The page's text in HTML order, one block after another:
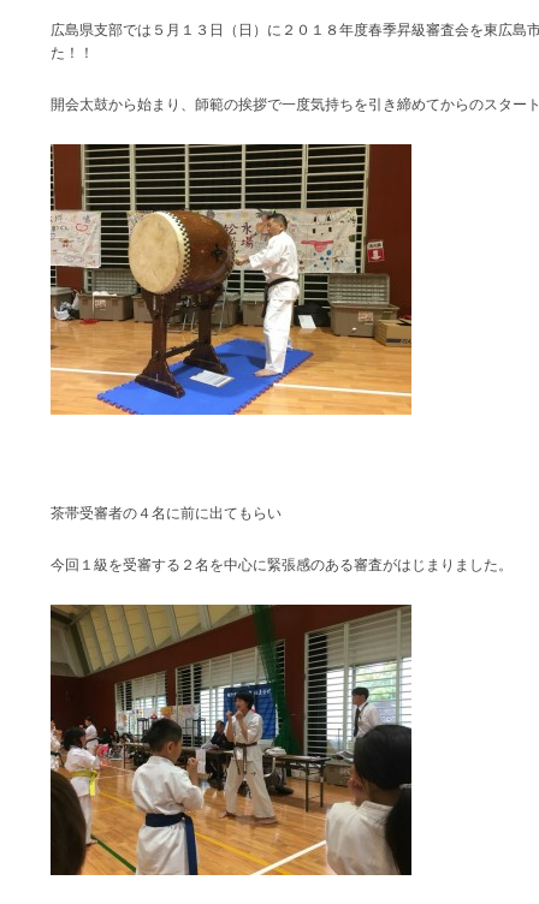
広島県支部では５月１３日（日）に２０１８年度春季昇級審査会を東広島
た！！
開会太鼓から始まり、師範の挨拶で一度気持ちを引き締めてからのスター
茶帯受審者の４名に前に出てもらい
今回１級を受審する２名を中心に緊張感のある審査がはじまりました。